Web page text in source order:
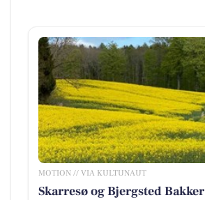
MOTION // VIA KULTUNAUT
Skarresø og Bjergsted Bakker